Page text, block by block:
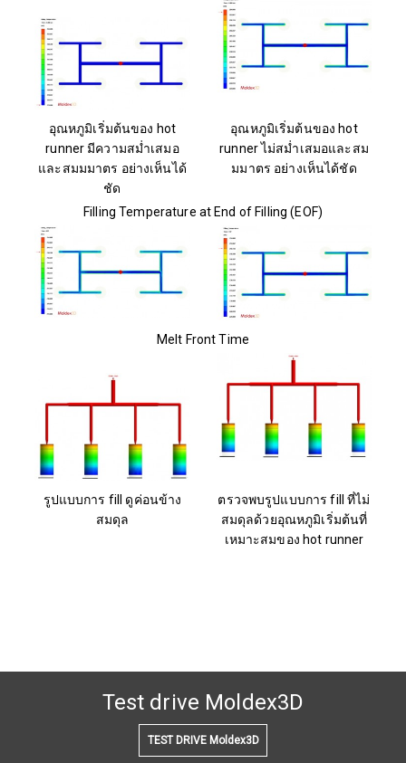
อุณหภูมิเริ่มต้นของ hot
runner มีความสม่ำเสมอ
และสมมมาตร อย่างเห็นได้
ชัด
อุณหภูมิเริ่มต้นของ hot
runner ไม่สม่ำเสมอและสม
มมาตร อย่างเห็นได้ชัด
Filling Temperature at End of Filling (EOF)
Melt Front Time
รูปแบบการ fill ดูค่อนข้าง
สมดุล
ตรวจพบรูปแบบการ fill ที่ไม่
สมดุลด้วยอุณหภูมิเริ่มต้นที่
เหมาะสมของ hot runner
Test drive Moldex3D
TEST DRIVE Moldex3D